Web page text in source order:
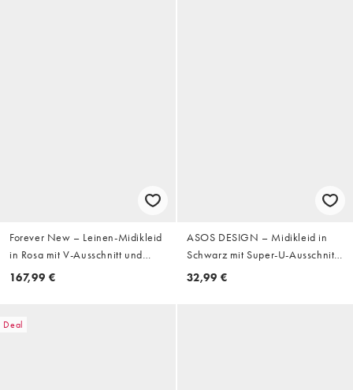
Forever New – Leinen-Midikleid
in Rosa mit V-Ausschnitt und
Bindedetail
167,99 €
ASOS DESIGN – Midikleid in
Schwarz mit Super-U-Ausschnitt
und Trompetenärmeln
32,99 €
Deal